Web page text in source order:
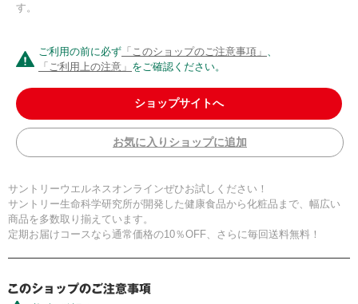
す。
ご利用の前に必ず 「このショップのご注意事項」 、
「ご利用上の注意」 をご確認ください。
ショップサイトへ
お気に入りショップに追加
サントリーウエルネスオンラインぜひお試しください！
サントリー生命科学研究所が開発した健康食品から化粧品まで、幅広い
商品を多数取り揃えています。
定期お届けコースなら通常価格の10％OFF、さらに毎回送料無料！